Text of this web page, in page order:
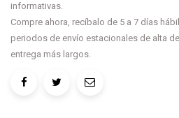
informativas.
Compre ahora, recíbalo de 5 a 7 días
periodos de envío estacionales de alta
entrega más largos.